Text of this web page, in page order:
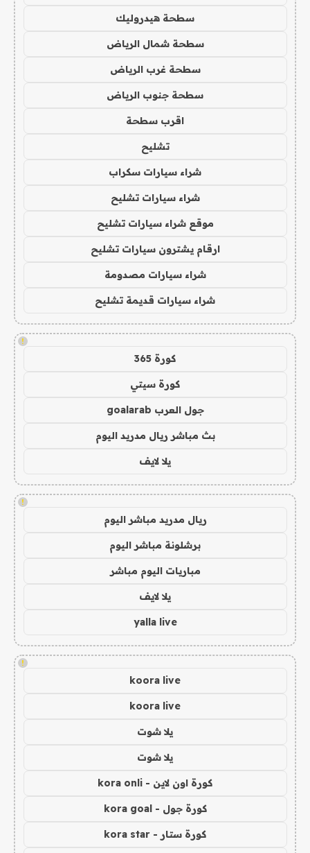
سطحة هيدروليك
سطحة شمال الرياض
سطحة غرب الرياض
سطحة جنوب الرياض
اقرب سطحة
تشليح
شراء سيارات سكراب
شراء سيارات تشليح
موقع شراء سيارات تشليح
ارقام يشترون سيارات تشليح
شراء سيارات مصدومة
شراء سيارات قديمة تشليح
!
كورة 365
كورة سيتي
جول العرب goalarab
بث مباشر ريال مدريد اليوم
يلا لايف
!
ريال مدريد مباشر اليوم
برشلونة مباشر اليوم
مباريات اليوم مباشر
يلا لايف
yalla live
!
koora live
koora live
يلا شوت
يلا شوت
كورة اون لاين - kora onli
كورة جول - kora goal
كورة ستار - kora star